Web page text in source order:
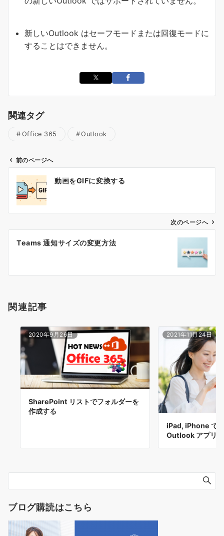
新しいOutlook はセーフモードまたは回復モードに
することはできません。
関連タグ
Office 365 Outlook
ン
前のページへ
動画をGIFに変換する
次のページへ
Teams 通知サイズの変更方法
関連記事
2020年9月26日
SharePoint リストでフォルダーを
作成する
2021年11月24日
iPad, iPhone で
Outlook アプリ…
ブログ購読はこちら